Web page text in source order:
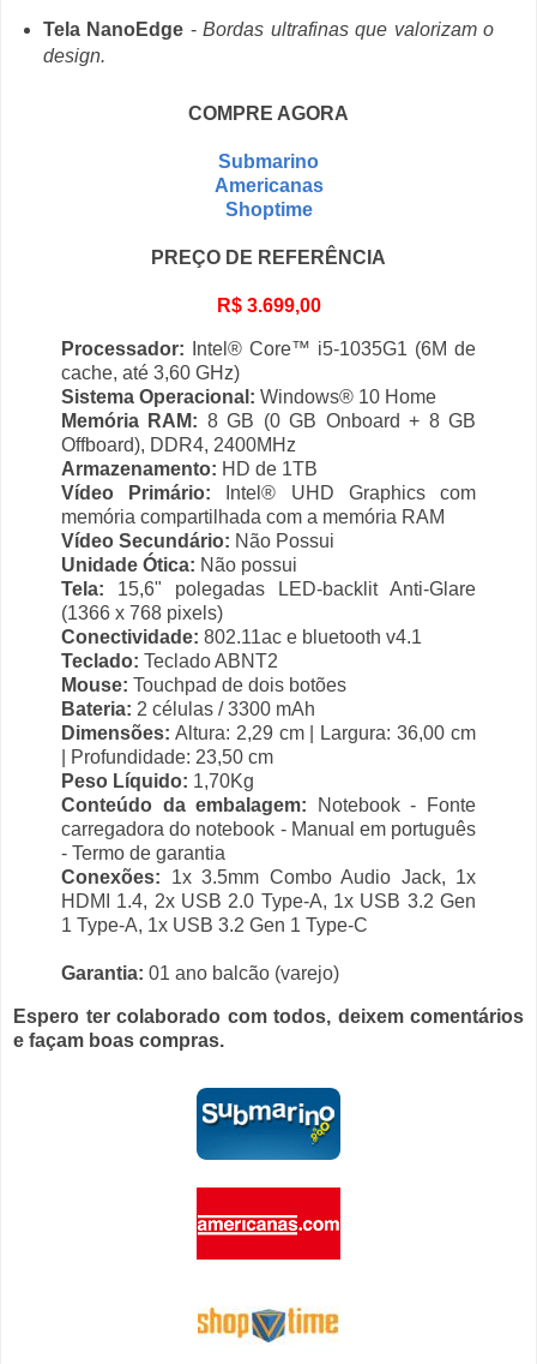
Tela NanoEdge -Bordas ultrafinas que valorizam o
design.
COMPRE AGORA
Submarino
Americanas
Shoptime
PREÇO DE REFERÊNCIA
R$ 3.699,00
Processador: Intel® Core™ i5-1035G1 (6M de
cache, até 3,60 GHz)
Sistema Operacional: Windows® 10 Home
Memória RAM: 8 GB (0 GB Onboard + 8 GB
Offboard), DDR4, 2400MHz
Armazenamento: HD de 1TB
Vídeo Primário: Intel® UHD Graphics com
memória compartilhada com a memória RAM
Vídeo Secundário: Não Possui
Unidade Ótica: Não possui
Tela: 15,6" polegadas LED-backlit Anti-Glare
(1366 x 768 pixels)
Conectividade: 802.11ac e bluetooth v4.1
Teclado: Teclado ABNT2
Mouse: Touchpad de dois botões
Bateria: 2 células / 3300 mAh
Dimensões: Altura: 2,29 cm | Largura: 36,00 cm
| Profundidade: 23,50 cm
Peso Líquido: 1,70Kg
Conteúdo da embalagem: Notebook - Fonte
carregadora do notebook - Manual em português
- Termo de garantia
Conexões: 1x 3.5mm Combo Audio Jack, 1x
HDMI 1.4, 2x USB 2.0 Type-A, 1x USB 3.2 Gen
1 Type-A, 1x USB 3.2 Gen 1 Type-C
Garantia: 01 ano balcão (varejo)
Espero ter colaborado com todos, deixem comentários
e façam boas compras.